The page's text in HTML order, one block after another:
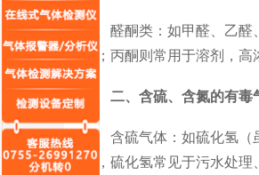
醛酮类：如甲醛、乙醛、
症；丙酮则常用于溶剂，高
二、含硫、含氮的有毒
含硫气体：如硫化氢（虽
等，硫化氢常见于污水处